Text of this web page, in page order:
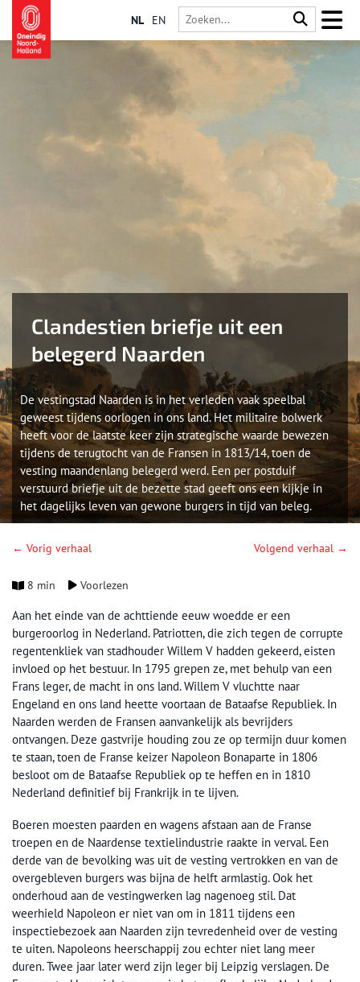
NL EN
Clandestien briefje uit een
belegerd Naarden
De vestingstad Naarden is in het verleden vaak speelbal
geweest tijdens oorlogen in ons land. Het militaire bolwerk
heeft voor de laatste keer zijn strategische waarde bewezen
tijdens de terugtocht van de Fransen in 1813/14, toen de
vesting maandenlang belegerd werd. Een per postduif
verstuurd briefje uit de bezette stad geeft ons een kijkje in
het dagelijks leven van gewone burgers in tijd van beleg.
← Vorig verhaal Volgend verhaal →
8 min Voorlezen
Aan het einde van de achttiende eeuw woedde er een
burgeroorlog in Nederland. Patriotten, die zich tegen de corrupte
regentenkliek van stadhouder Willem V hadden gekeerd, eisten
invloed op het bestuur. In 1795 grepen ze, met behulp van een
Frans leger, de macht in ons land. Willem V vluchtte naar
Engeland en ons land heette voortaan de Bataafse Republiek. In
Naarden werden de Fransen aanvankelijk als bevrijders
ontvangen. Deze gastvrije houding zou ze op termijn duur komen
te staan, toen de Franse keizer Napoleon Bonaparte in 1806
besloot om de Bataafse Republiek op te heffen en in 1810
Nederland definitief bij Frankrijk in te lijven.
Boeren moesten paarden en wagens afstaan aan de Franse
troepen en de Naardense textielindustrie raakte in verval. Een
derde van de bevolking was uit de vesting vertrokken en van de
overgebleven burgers was bijna de helft armlastig. Ook het
onderhoud aan de vestingwerken lag nagenoeg stil. Dat
weerhield Napoleon er niet van om in 1811 tijdens een
inspectiebezoek aan Naarden zijn tevredenheid over de vesting
te uiten. Napoleons heerschappij zou echter niet lang meer
duren. Twee jaar later werd zijn leger bij Leipzig verslagen. De